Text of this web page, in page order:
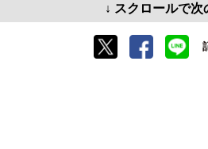
↓ スクロールで次